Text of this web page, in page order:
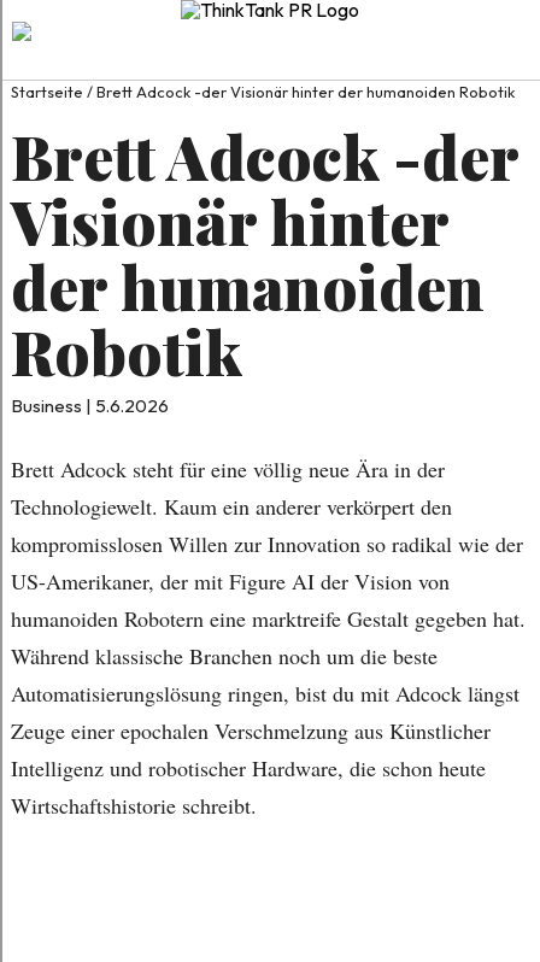
Startseite /Brett Adcock -der Visionär hinter der humanoiden Robotik
Brett Adcock -der
Visionär hinter
der humanoiden
Robotik
Business | 5.6.2026
Brett Adcock steht für eine völlig neue Ära in der
Technologiewelt. Kaum ein anderer verkörpert den
kompromisslosen Willen zur Innovation so radikal wie der
US-Amerikaner, der mit Figure AI der Vision von
humanoiden Robotern eine marktreife Gestalt gegeben hat.
Während klassische Branchen noch um die beste
Automatisierungslösung ringen, bist du mit Adcock längst
Zeuge einer epochalen Verschmelzung aus Künstlicher
Intelligenz und robotischer Hardware, die schon heute
Wirtschaftshistorie schreibt.